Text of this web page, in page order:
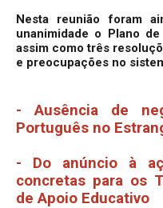
Nesta reunião foram
unanimidade o Plano
assim como três
e preocupações no
-Ausência de
Português no
- Do anúncio à
concretas para os
de Apoio Educativo